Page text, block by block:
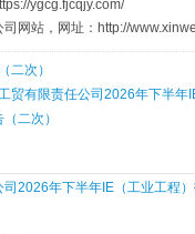
ygcg.fjcqjy.com/
网站，网址：http://
二次）
贸有限责任公司2026年下半年
二次）
2026年下半年IE（工业工程